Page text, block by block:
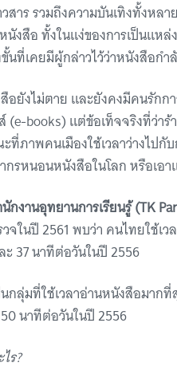
สาร รวมถึงความบันเทิงทั้งห
สือ ทั้งในแง่ของการเป็นแหล่
ที่เคยมีผู้กล่าวไว้ว่าหนังสือกำ
อยังไม่ตาย และยังคงมีคนรักก
books) แต่ข้อเท็จจริงที่ว่า
ภาพคนเมืองใช้เวลาว่างไป
รหนอนหนังสือในโลก หรือเอ
กงานอุทยานการเรียนรู้ (TK
ในปี 2561 พบว่า คนไทยใช้เ
37 นาทีต่อวันในปี 2556
กลุ่มที่ใช้เวลาอ่านหนังสือมาก
นาทีต่อวันในปี 2556
ร?